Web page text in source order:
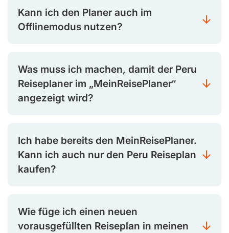
Kann ich den Planer auch im
Offlinemodus nutzen?
Was muss ich machen, damit der Peru
Reiseplaner im „MeinReisePlaner“
angezeigt wird?
Ich habe bereits den MeinReisePlaner.
Kann ich auch nur den Peru Reiseplan
kaufen?
Wie füge ich einen neuen
vorausgefüllten Reiseplan in meinen